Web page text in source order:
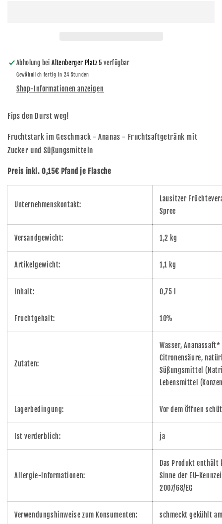
Abholung beiAltenberger Platz 5 verfügbar
Gewöhnlich fertig in 24 Stunden
Shop-Informationen anzeigen
Fips den Durst weg!
Fruchtstark im Geschmack - Ananas - Fruchtsaftgetränk mit
Zucker und Süßungsmitteln
Preis inkl. 0,15€ Pfand je Flasche
Unternehmenskontakt:
Lausitzer
Spree
Versandgewicht: 1,2 kg
Artikelgewicht: 1,1 kg
Inhalt: 0,75 l
Fruchtgehalt: 10%
Zutaten:
Wasser,
Citronensäure,
Süßungsmittel
Lebensmittel
Lagerbedingung: Vor dem Öffnen
Ist verderblich: ja
Allergie-Informationen:
Das Produkt
Sinne der EU-
2007/68/EG
Verwendungshinweise zum Konsumenten: schmeckt gekühlt